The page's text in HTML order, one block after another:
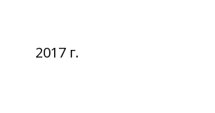
2017 г.